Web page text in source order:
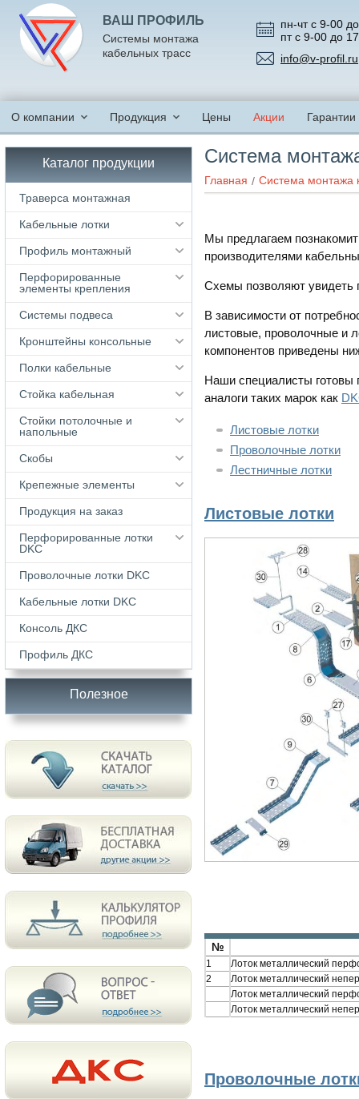
ВАШ ПРОФИЛЬ
Системы монтажа
кабельных трасс
пн-чт с 9-00
пт с 9-00 до
info@v-profil.ru
О компании Продукция Цены Акции Гарантии
Система
Главная Система монтажа
Мы предлагаем
производителями
Схемы позволяют увидеть
В зависимости от
листовые, проволочные и
компонентов приведены
Наши специалисты готовы
аналоги таких марок как
Листовые лотки
Проволочные лотки
Лестничные лотки
Листовые лотки
№
1
Лоток металлический
2
Лоток металлический
Лоток металлический
Лоток металлический
Проволочные
Каталог продукции
Траверса монтажная
Кабельные лотки
Профиль монтажный
Перфорированные
элементы крепления
Системы подвеса
Кронштейны консольные
Полки кабельные
Стойка кабельная
Стойки потолочные и
напольные
Скобы
Крепежные элементы
Продукция на заказ
Перфорированные лотки
DKC
Проволочные лотки DKC
Кабельные лотки DKС
Консоль ДКС
Профиль ДКС
Полезное